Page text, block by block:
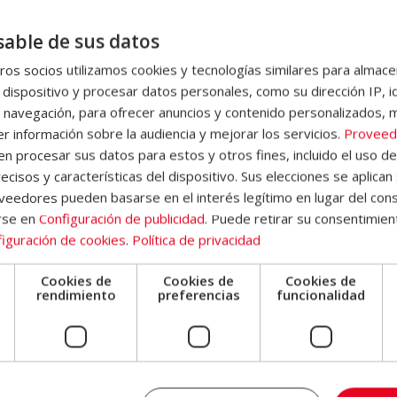
por la superficie, se trataría de un acabado hecho con
superficie, esto será señal de que el gotelé tiene un acabado de
en una pared de pintura al
de acabado de tu pared, que determinará que uses una técnica
pasos:
o una brocha. Luego, se deben esperar unos minutos hasta
retirar la placa de goteléarrancándolo con la ayuda de un
ya podremos seguir tapando aquellos defectos que hayan
superficie. Cuando esta quede totalmente lisa, deberemos
pintura plástica con el color que prefiramos. También podemos
de sus datos
socios utilizamos cookies y tecnologías similares para
dispositivo y procesar datos personales, como su dirección IP,
para ofrecer anuncios y contenido personalizados,
información sobre la audiencia y mejorar los servicios.
procesar sus datos para estos y otros fines, incluido el uso
y características del dispositivo. Sus elecciones se
pueden basarse en el interés legítimo en lugar del
en Configuración de publicidad. Puede retirar su
de cookies. Política de privacidad
Cookies de
rendimiento
Cookies de
preferencias
Cookies de
funcionalidad